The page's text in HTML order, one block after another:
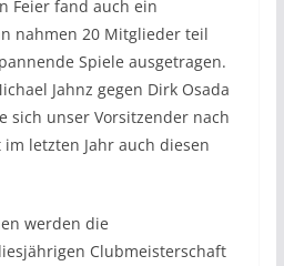
Feier fand auch ein
nahmen 20 Mitglieder teil
Spiele ausgetragen.
Jahnz gegen Dirk Osada
sich unser Vorsitzender nach
letzten Jahr auch diesen
werden die
Clubmeisterschaft